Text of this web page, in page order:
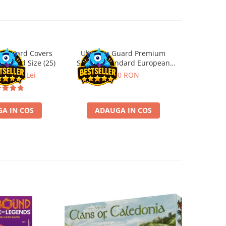
Card Covers
Size (25)
22,13 Lei
IN COS
Ultimate Guard Premium
Sleeves Standard European
Board Game Size (50)
9,90 RON
ADAUGA IN COS